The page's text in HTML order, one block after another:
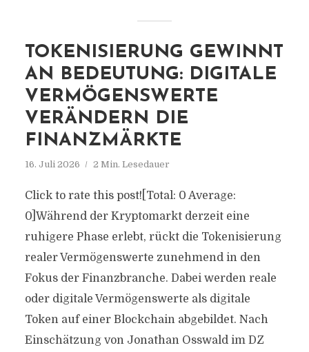
TOKENISIERUNG GEWINNT
AN BEDEUTUNG: DIGITALE
VERMÖGENSWERTE
VERÄNDERN DIE
FINANZMÄRKTE
16. Juli 2026 2 Min. Lesedauer
Click to rate this post![Total: 0 Average:
0]Während der Kryptomarkt derzeit eine
ruhigere Phase erlebt, rückt die Tokenisierung
realer Vermögenswerte zunehmend in den
Fokus der Finanzbranche. Dabei werden reale
oder digitale Vermögenswerte als digitale
Token auf einer Blockchain abgebildet. Nach
Einschätzung von Jonathan Osswald im DZ